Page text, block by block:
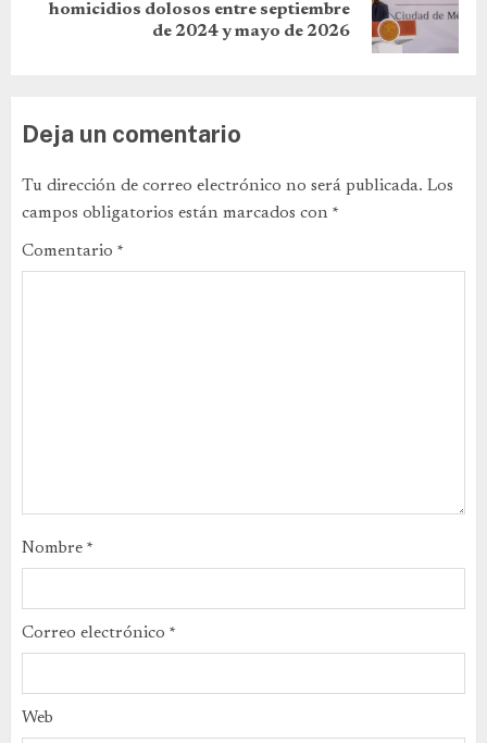
homicidios dolosos entre septiembre
de 2024 y mayo de 2026
Deja un comentario
Tu dirección de correo electrónico no será publicada. Los
campos obligatorios están marcados con *
Comentario *
Nombre *
Correo electrónico *
Web